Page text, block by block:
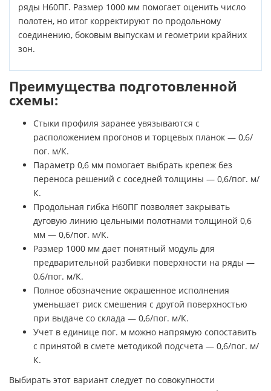
ряды Н60ПГ. Размер 1000 мм помогает оценить число
полотен, но итог корректируют по продольному
соединению, боковым выпускам и геометрии крайних
зон.
Преимущества подготовленной
схемы:
Стыки профиля заранее увязываются с
расположением прогонов и торцевых планок — 0,6/
пог. м/К.
Параметр 0,6 мм помогает выбрать крепеж без
переноса решений с соседней толщины — 0,6/пог. м/
К.
Продольная гибка Н60ПГ позволяет закрывать
дуговую линию цельными полотнами толщиной 0,6
мм — 0,6/пог. м/К.
Размер 1000 мм дает понятный модуль для
предварительной разбивки поверхности на ряды —
0,6/пог. м/К.
Полное обозначение окрашенное исполнения
уменьшает риск смешения с другой поверхностью
при выдаче со склада — 0,6/пог. м/К.
Учет в единице пог. м можно напрямую сопоставить
с принятой в смете методикой подсчета — 0,6/пог. м/
К.
Выбирать этот вариант следует по совокупности